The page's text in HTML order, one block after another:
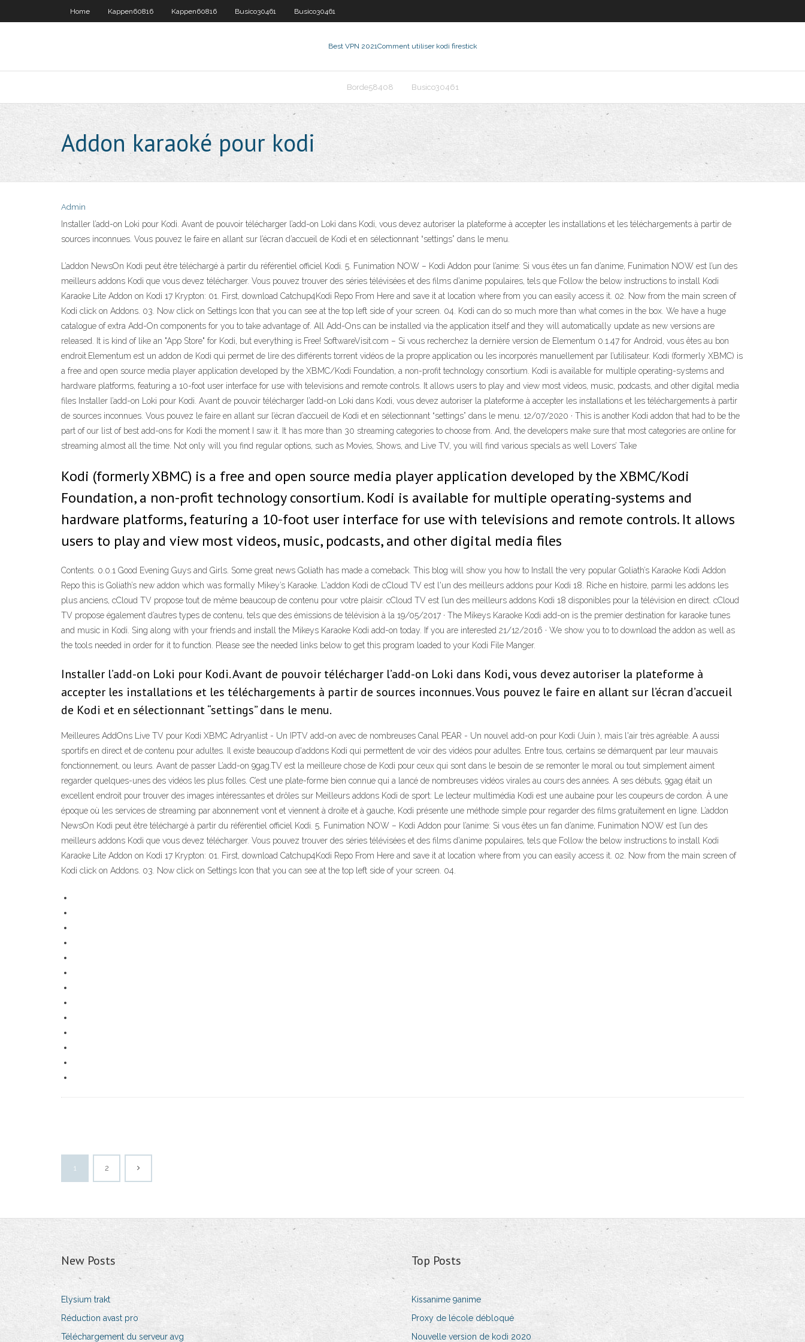
Home Kappen60816 Kappen60816 Busico30461 Busico30461
Best VPN 2021Comment utiliser kodi firestick
Borde58408 Busico30461
Addon karaoké pour kodi
Admin
Installer l’add-on Loki pour Kodi. Avant de pouvoir télécharger l’add-on Loki dans Kodi, vous devez autoriser la plateforme à accepter les installations et les téléchargements à partir de
sources inconnues. Vous pouvez le faire en allant sur l’écran d’accueil de Kodi et en sélectionnant “settings” dans le menu.
L’addon NewsOn Kodi peut être téléchargé à partir du référentiel officiel Kodi. 5. Funimation NOW – Kodi Addon pour l’anime: Si vous êtes un fan d’anime, Funimation NOW est l’un des
meilleurs addons Kodi que vous devez télécharger. Vous pouvez trouver des séries télévisées et des films d’anime populaires, tels que Follow the below instructions to install Kodi
Karaoke Lite Addon on Kodi 17 Krypton: 01. First, download Catchup4Kodi Repo From Here and save it at location where from you can easily access it. 02. Now from the main screen of
Kodi click on Addons. 03. Now click on Settings Icon that you can see at the top left side of your screen. 04. Kodi can do so much more than what comes in the box. We have a huge
catalogue of extra Add-On components for you to take advantage of. All Add-Ons can be installed via the application itself and they will automatically update as new versions are
released. It is kind of like an "App Store" for Kodi, but everything is Free! SoftwareVisit.com – Si vous recherchez la dernière version de Elementum 0.1.47 for Android, vous êtes au bon
endroit.Elementum est un addon de Kodi qui permet de lire des différents torrent vidéos de la propre application ou les incorporés manuellement par l’utilisateur. Kodi (formerly XBMC) is
a free and open source media player application developed by the XBMC/Kodi Foundation, a non-profit technology consortium. Kodi is available for multiple operating-systems and
hardware platforms, featuring a 10-foot user interface for use with televisions and remote controls. It allows users to play and view most videos, music, podcasts, and other digital media
files Installer l’add-on Loki pour Kodi. Avant de pouvoir télécharger l’add-on Loki dans Kodi, vous devez autoriser la plateforme à accepter les installations et les téléchargements à partir
de sources inconnues. Vous pouvez le faire en allant sur l’écran d’accueil de Kodi et en sélectionnant “settings” dans le menu. 12/07/2020 · This is another Kodi addon that had to be the
part of our list of best add-ons for Kodi the moment I saw it. It has more than 30 streaming categories to choose from. And, the developers make sure that most categories are online for
streaming almost all the time. Not only will you find regular options, such as Movies, Shows, and Live TV, you will find various specials as well Lovers’ Take
Kodi (formerly XBMC) is a free and open source media player application developed by the XBMC/Kodi
Foundation, a non-profit technology consortium. Kodi is available for multiple operating-systems and
hardware platforms, featuring a 10-foot user interface for use with televisions and remote controls. It allows
users to play and view most videos, music, podcasts, and other digital media files
Contents. 0.0.1 Good Evening Guys and Girls. Some great news Goliath has made a comeback. This blog will show you how to Install the very popular Goliath’s Karaoke Kodi Addon
Repo this is Goliath’s new addon which was formally Mikey’s Karaoke. L'addon Kodi de cCloud TV est l'un des meilleurs addons pour Kodi 18. Riche en histoire, parmi les addons les
plus anciens, cCloud TV propose tout de même beaucoup de contenu pour votre plaisir. cCloud TV est l’un des meilleurs addons Kodi 18 disponibles pour la télévision en direct. cCloud
TV propose également d’autres types de contenu, tels que des émissions de télévision à la 19/05/2017 · The Mikeys Karaoke Kodi add-on is the premier destination for karaoke tunes
and music in Kodi. Sing along with your friends and install the Mikeys Karaoke Kodi add-on today. If you are interested 21/12/2016 · We show you to to download the addon as well as
the tools needed in order for it to function. Please see the needed links below to get this program loaded to your Kodi File Manger.
Installer l’add-on Loki pour Kodi. Avant de pouvoir télécharger l’add-on Loki dans Kodi, vous devez autoriser la plateforme à
accepter les installations et les téléchargements à partir de sources inconnues. Vous pouvez le faire en allant sur l’écran d’accueil
de Kodi et en sélectionnant “settings” dans le menu.
Meilleures AddOns Live TV pour Kodi XBMC Adryanlist - Un IPTV add-on avec de nombreuses Canal PEAR - Un nouvel add-on pour Kodi (Juin ), mais l'air très agréable. A aussi
sportifs en direct et de contenu pour adultes. Il existe beaucoup d'addons Kodi qui permettent de voir des vidéos pour adultes. Entre tous, certains se démarquent par leur mauvais
fonctionnement, ou leurs. Avant de passer L’add-on 9gag.TV est la meilleure chose de Kodi pour ceux qui sont dans le besoin de se remonter le moral ou tout simplement aiment
regarder quelques-unes des vidéos les plus folles. C’est une plate-forme bien connue qui a lancé de nombreuses vidéos virales au cours des années. A ses débuts, 9gag était un
excellent endroit pour trouver des images intéressantes et drôles sur Meilleurs addons Kodi de sport: Le lecteur multimédia Kodi est une aubaine pour les coupeurs de cordon. À une
époque où les services de streaming par abonnement vont et viennent à droite et à gauche, Kodi présente une méthode simple pour regarder des films gratuitement en ligne. L’addon
NewsOn Kodi peut être téléchargé à partir du référentiel officiel Kodi. 5. Funimation NOW – Kodi Addon pour l’anime: Si vous êtes un fan d’anime, Funimation NOW est l’un des
meilleurs addons Kodi que vous devez télécharger. Vous pouvez trouver des séries télévisées et des films d’anime populaires, tels que Follow the below instructions to install Kodi
Karaoke Lite Addon on Kodi 17 Krypton: 01. First, download Catchup4Kodi Repo From Here and save it at location where from you can easily access it. 02. Now from the main screen of
Kodi click on Addons. 03. Now click on Settings Icon that you can see at the top left side of your screen. 04.
1 2
New Posts
Elysium trakt
Réduction avast pro
Téléchargement du serveur avg
Top Posts
Kissanime 9anime
Proxy de lécole débloqué
Nouvelle version de kodi 2020